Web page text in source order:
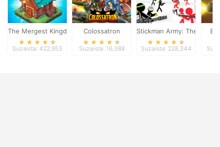
The Mergest Kingdom
Suzaista: 422,953
Colossatron
Suzaista: 16,388
Stickman Army: The
Suzaista: 228,344